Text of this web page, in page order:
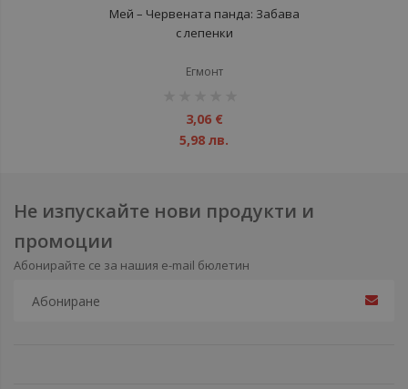
Мей – Червената панда: Забава
с лепенки
Егмонт
3,06 €
5,98 лв.
Не изпускайте нови продукти и
промоции
Абонирайте се за нашия e-mail бюлетин